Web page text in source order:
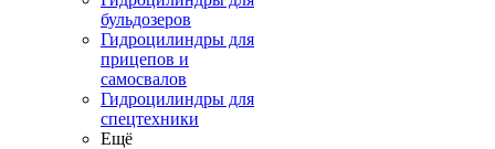
бульдозеров
Гидроцилиндры для
прицепов и
самосвалов
Гидроцилиндры для
спецтехники
Ещё